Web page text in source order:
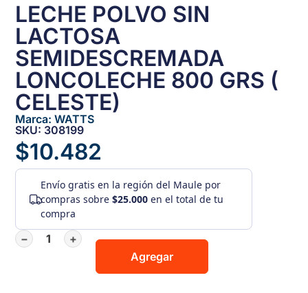
LECHE POLVO SIN
LACTOSA
SEMIDESCREMADA
LONCOLECHE 800 GRS (
CELESTE)
Marca:WATTS
SKU: 308199
$10.482
Envío gratis en la región del Maule por
compras sobre$25.000 en el total de tu
compra
−
+
Agregar